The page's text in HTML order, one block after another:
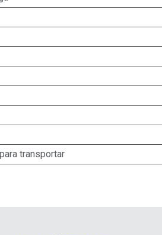
transportar